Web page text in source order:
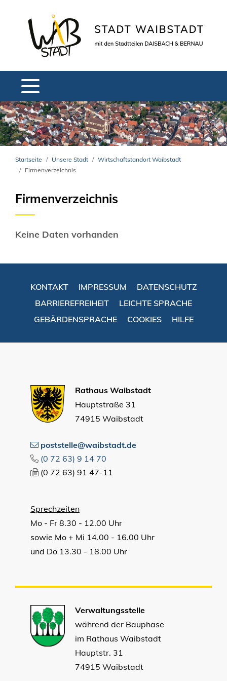
Startseite Unsere Stadt
Wirtschaftstandort Waibstadt
Firmenverzeichnis
Firmenverzeichnis
Keine Daten vorhanden
KONTAKT IMPRESSUM
DATENSCHUTZ
BARRIEREFREIHEIT
LEICHTE SPRACHE
GEBÄRDENSPRACHE
COOKIES HILFE
Rathaus Waibstadt
Hauptstraße 31
74915 Waibstadt
poststelle@waibstadt.de
(0 72 63) 9 14 70
(0 72 63) 91 47-11
Sprechzeiten
Mo - Fr 8.30 - 12.00 Uhr
sowie Mo + Mi 14.00 - 16.00 Uhr
und Do 13.30 - 18.00 Uhr
Verwaltungsstelle
während der Bauphase
im Rathaus Waibstadt
Hauptstr. 31
74915 Waibstadt